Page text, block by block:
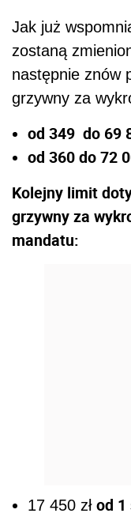
Jak już
zostaną
następnie znów
grzywny za
od 349 do 69
od 360 do 72
Kolejny limit
grzywny za
mandatu:
17 450 zł od